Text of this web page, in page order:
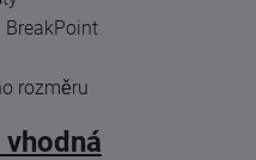
rozměru